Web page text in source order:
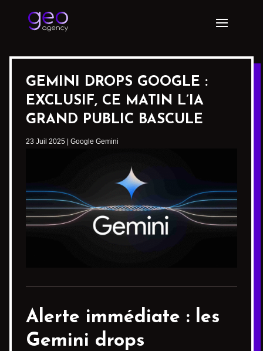
GEMINI DROPS GOOGLE :
EXCLUSIF, CE MATIN L’IA
GRAND PUBLIC BASCULE
23 Juil 2025 Google Gemini
Alerte immédiate : les
Gemini drops